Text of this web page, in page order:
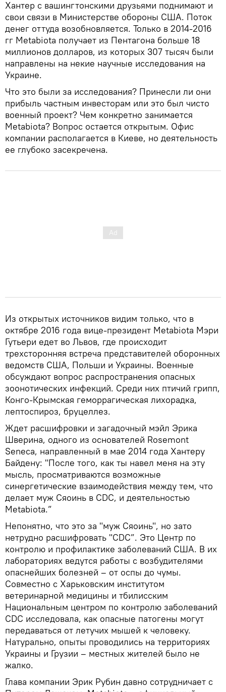
Хантер с вашингтонскими друзьями поднимают и
свои связи в Министерстве обороны США. Поток
денег оттуда возобновляется. Только в 2014-2016
гг Metabiota получает из Пентагона больше 18
миллионов долларов, из которых 307 тысяч были
направлены на некие научные исследования на
Украине.
Что это были за исследования? Принесли ли они
прибыль частным инвесторам или это был чисто
военный проект? Чем конкретно занимается
Metabiota? Вопрос остается открытым. Офис
компании располагается в Киеве, но деятельность
ее глубоко засекречена.
Из открытых источников видим только, что в
октябре 2016 года вице-президент Metabiota Мэри
Гутьери едет во Львов, где происходит
трехсторонняя встреча представителей оборонных
ведомств США, Польши и Украины. Военные
обсуждают вопрос распространения опасных
зоонотических инфекций. Среди них птичий грипп,
Конго-Крымская геморрагическая лихорадка,
лептоспироз, бруцеллез.
Ждет расшифровки и загадочный мэйл Эрика
Шверина, одного из основателей Rosemont
Seneca, направленный в мае 2014 года Хантеру
Байдену: "После того, как ты навел меня на эту
мысль, просматриваются возможные
синергетические взаимодействия между тем, что
делает муж Сяоинь в CDC, и деятельностью
Metabiota.”
Непонятно, что это за "муж Сяоинь", но зато
нетрудно расшифровать "CDC”. Это Центр по
контролю и профилактике заболеваний США. В их
лабораториях ведутся работы с возбудителями
опаснейших болезней – от оспы до чумы.
Совместно с Харьковским институтом
ветеринарной медицины и тбилисским
Национальным центром по контролю заболеваний
CDC исследовала, как опасные патогены могут
передаваться от летучих мышей к человеку.
Натурально, опыты проводились на территориях
Украины и Грузии – местных жителей было не
жалко.
Глава компании Эрик Рубин давно сотрудничает с